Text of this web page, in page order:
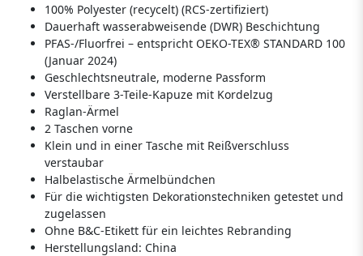
100% Polyester (recycelt) (RCS-zertifiziert)
Dauerhaft wasserabweisende (DWR) Beschichtung
PFAS-/Fluorfrei – entspricht OEKO-TEX® STANDARD 100
(Januar 2024)
Geschlechtsneutrale, moderne Passform
Verstellbare 3-Teile-Kapuze mit Kordelzug
Raglan-Ärmel
2 Taschen vorne
Klein und in einer Tasche mit Reißverschluss
verstaubar
Halbelastische Ärmelbündchen
Für die wichtigsten Dekorationstechniken getestet und
zugelassen
Ohne B&C-Etikett für ein leichtes Rebranding
Herstellungsland: China